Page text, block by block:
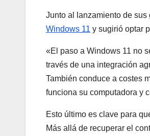
Junto al lanzamiento de
Windows 11 y sugirió optar
«El paso a Windows 11 no
través de una integración
También conduce a costes
funciona su computadora y
Esto último es clave para
Más allá de recuperar el